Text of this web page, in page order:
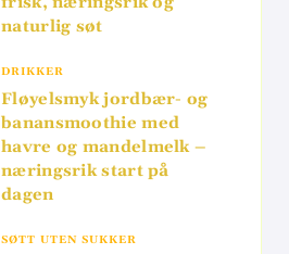
naturlig søt
DRIKKER
Fløyelsmyk jordbær- og
banansmoothie med
havre og mandelmelk –
næringsrik start på
dagen
SØTT UTEN SUKKER